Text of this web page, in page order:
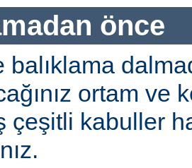
önce
balıklama
ortam ve
çeşitli kabuller